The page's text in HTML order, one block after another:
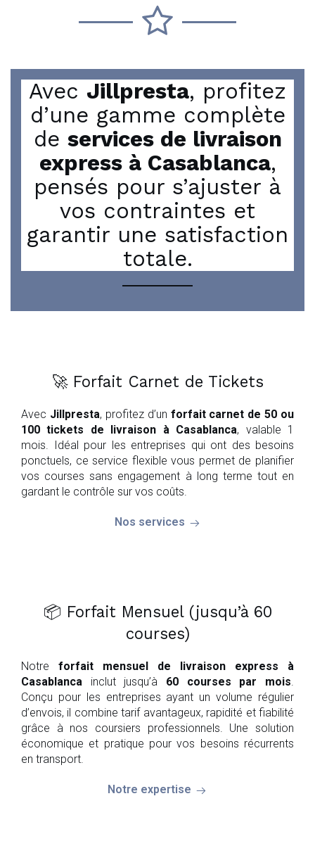
Avec Jillpresta, profitez
d’une gamme complète
de services de livraison
express à Casablanca,
pensés pour s’ajuster à
vos contraintes et
garantir une satisfaction
totale.
🚀 Forfait Carnet de Tickets
Avec Jillpresta, profitez d’un forfait carnet de 50 ou
100 tickets de livraison à Casablanca, valable 1
mois. Idéal pour les entreprises qui ont des besoins
ponctuels, ce service flexible vous permet de planifier
vos courses sans engagement à long terme tout en
gardant le contrôle sur vos coûts.
Nos services
📦 Forfait Mensuel (jusqu’à 60
courses)
Notre forfait mensuel de livraison express à
Casablanca inclut jusqu’à 60 courses par mois
Conçu pour les entreprises ayant un volume régulier
d’envois, il combine tarif avantageux, rapidité et fiabilité
grâce à nos coursiers professionnels. Une solution
économique et pratique pour vos besoins récurrents
en transport.
Notre expertise